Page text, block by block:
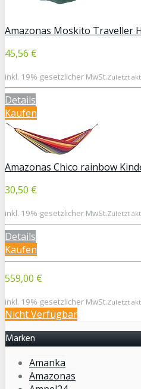
Amazonas Moskito Traveller
45,56 €
inkl. 19% gesetzlicher MwSt.Zuletzt
Details
Kaufen
Amazonas Chico rainbow
30,50 €
inkl. 19% gesetzlicher MwSt.Zuletzt
Details
Kaufen
559,00 €
inkl. 19% gesetzlicher MwSt.Zuletzt
Nicht Verfügbar
Marken
Amanka
Amazonas